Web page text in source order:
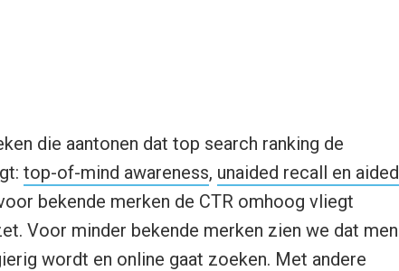
die aantonen dat top search ranking de
top-of-mind awareness, unaided recall en aided
bekende merken de CTR omhoog vliegt
Voor minder bekende merken zien we dat men
wordt en online gaat zoeken. Met andere